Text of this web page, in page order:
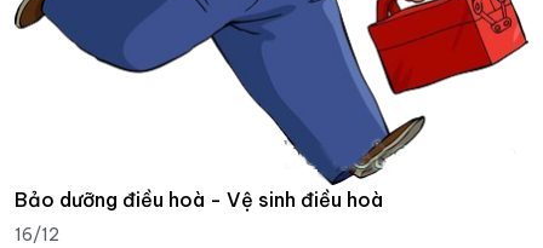
Bảo dưỡng điều hoà - Vệ sinh điều hoà
16/12